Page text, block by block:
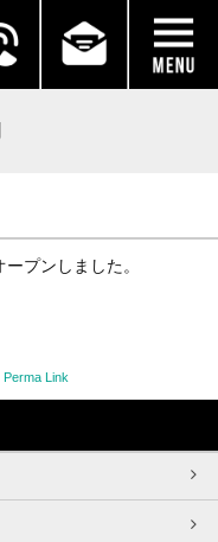
ープンしました。
Perma Link